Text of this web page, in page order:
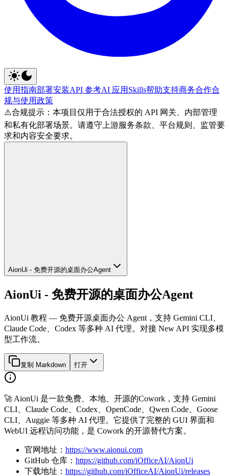
使用指南部署安装API 参考AI 应用 Skills帮助支持商务合作合
规与使用政策
⚠️合规提示：本项目仅用于合法授权的 API 网关、内部管理
和私有化部署场景。请遵守上游服务条款、平台规则、监管要
求和内容安全要求。
AionUi - 免费开源的桌面办公Agent
AionUi - 免费开源的桌面办公Agent
AionUi 教程 — 免费开源桌面办公 Agent，支持 Gemini CLI、
Claude Code、Codex 等多种 AI 代理。对接 New API 实现多模
型工作流。
复制 Markdown 打开
🚀 AionUi 是一款免费、本地、开源的Cowork，支持 Gemini
CLI、Claude Code、Codex、OpenCode、Qwen Code、Goose
CLI、Auggie 等多种 AI 代理。它提供了完整的 GUI 界面和
WebUI 远程访问功能，是 Cowork 的开源替代方案。
官网地址： https://www.aionui.com
GitHub 仓库： https://github.com/iOfficeAI/AionUi
下载地址： https://github.com/iOfficeAI/AionUi/releases